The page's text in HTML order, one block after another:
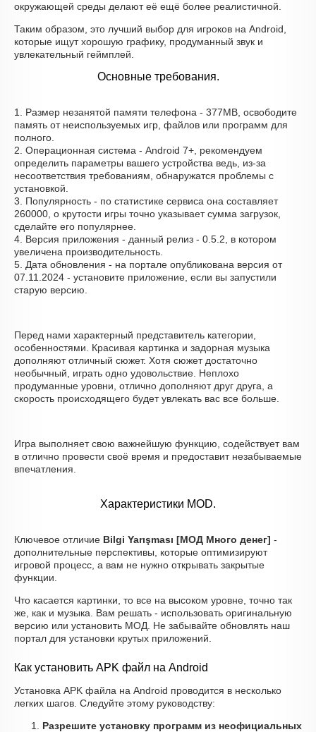
окружающей среды делают её ещё более реалистичной.
Таким образом, это лучший выбор для игроков на Android,
которые ищут хорошую графику, продуманный звук и
увлекательный геймплей.
Основные требования.
1. Размер незанятой памяти телефона - 377MB, освободите
память от неиспользуемых игр, файлов или программ для
полного.
2. Операционная система - Android 7+, рекомендуем
определить параметры вашего устройства ведь, из-за
несоответствия требованиям, обнаружатся проблемы с
установкой.
3. Популярность - по статистике сервиса она составляет
260000, о крутости игры точно указывает сумма загрузок,
сделайте его популярнее.
4. Версия приложения - данный релиз - 0.5.2, в котором
увеличена производительность.
5. Дата обновления - на портале опубликована версия от
07.11.2024 - установите приложение, если вы запустили
старую версию.
Перед нами характерный представитель категории,
особенностями. Красивая картинка и задорная музыка
дополняют отличный сюжет. Хотя сюжет достаточно
необычный, играть одно удовольствие. Неплохо
продуманные уровни, отлично дополняют друг друга, а
скорость происходящего будет увлекать вас все больше.
Игра выполняет свою важнейшую функцию, содействует вам
в отлично провести своё время и предоставит незабываемые
впечатления.
Характеристики MOD.
Ключевое отличие Bilgi Yarışması [МОД Много денег] -
дополнительные перспективы, которые оптимизируют
игровой процесс, а вам не нужно открывать закрытые
функции.
Что касается картинки, то все на высоком уровне, точно так
же, как и музыка. Вам решать - использовать оригинальную
версию или установить МОД. Не забывайте обновлять наш
портал для установки крутых приложений.
Как установить APK файл на Android
Установка APK файла на Android проводится в несколько
легких шагов. Следуйте этому руководству:
Разрешите установку программ из неофициальных